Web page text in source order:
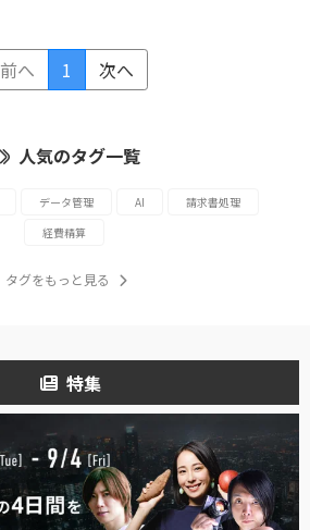
前へ 1 次へ
人気のタグ一覧
データ管理 AI
請求書処理
経費精算
タグをもっと見る
特集